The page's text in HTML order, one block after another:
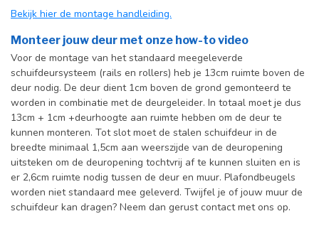
Incl. deurgreep
Incl. systeem
Bekijk hier de montage handleiding.
Monteer jouw deur met onze how-to video
Voor de montage van het standaard meegeleverde
schuifdeursysteem (rails en rollers) heb je 13cm ruimte boven de
deur nodig. De deur dient 1cm boven de grond gemonteerd te
worden in combinatie met de deurgeleider. In totaal moet je dus
13cm + 1cm +deurhoogte aan ruimte hebben om de deur te
kunnen monteren. Tot slot moet de stalen schuifdeur in de
breedte minimaal 1,5cm aan weerszijde van de deuropening
uitsteken om de deuropening tochtvrij af te kunnen sluiten en is
er 2,6cm ruimte nodig tussen de deur en muur. Plafondbeugels
worden niet standaard mee geleverd. Twijfel je of jouw muur de
schuifdeur kan dragen? Neem dan gerust contact met ons op.